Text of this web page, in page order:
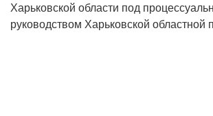
Харьковской области под
руководством Харьковской областной